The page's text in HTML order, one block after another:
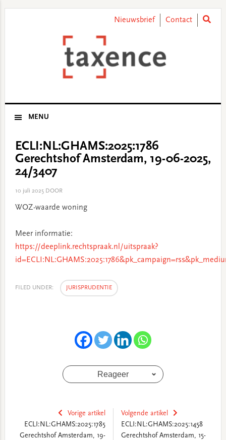
Nieuwsbrief Contact
MENU
ECLI:NL:GHAMS:2025:1786
Gerechtshof Amsterdam, 19-06-2025,
24/3407
10 juli 2025DOOR
WOZ-waarde woning
Meer informatie:
https://deeplink.rechtspraak.nl/uitspraak?
FILED UNDER: JURISPRUDENTIE
Reageer
Vorige artikel
ECLI:NL:GHAMS:2025:1785
Gerechtshof Amsterdam, 19-
Volgende artikel
ECLI:NL:GHAMS:2025:1458
Gerechtshof Amsterdam, 15-